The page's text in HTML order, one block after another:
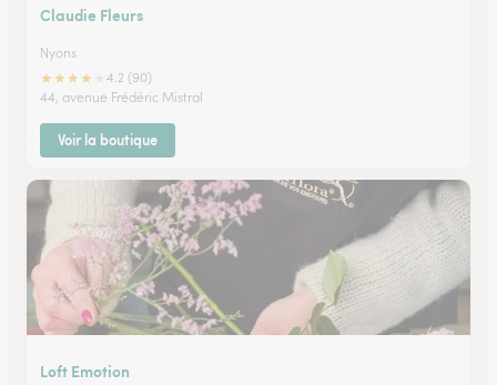
Claudie Fleurs
Nyons
★★★★
4.2 (90)
44, avenue Frédéric Mistral
Voir la boutique
Loft Emotion